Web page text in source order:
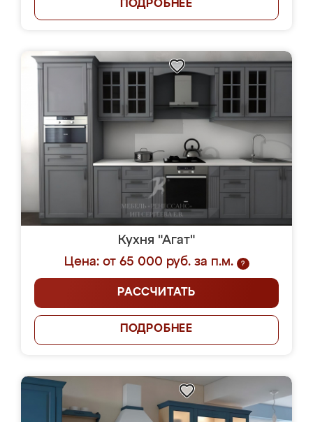
ПОДРОБНЕЕ
Кухня "Агат"
Цена: от 65 000 руб. за п.м.
?
РАССЧИТАТЬ
ПОДРОБНЕЕ